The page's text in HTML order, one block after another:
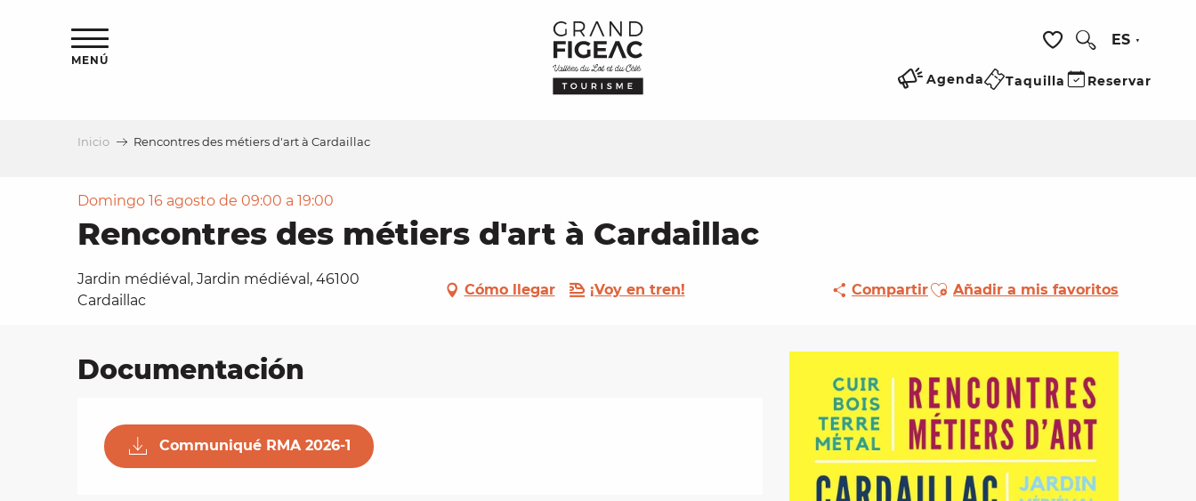
Voir les favoris
ES
MENÚ
Agenda Taquilla Reservar
Inicio Rencontres des métiers d'art à Cardaillac
Domingo 16 agosto de 09:00 a 19:00
Rencontres des métiers d'art à Cardaillac
Jardin médiéval, Jardin médiéval, 46100
Cardaillac
Cómo llegar ¡Voy en tren! CompartirAjouter aux favoris
Añadir a mis favoritos
Documentación
Communiqué RMA 2026-1